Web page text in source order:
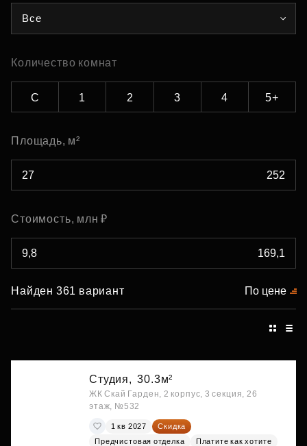
Все
Количество комнат
С 1 2 3 4 5+
Площадь, м²
Стоимость, млн ₽
Найден 361 вариант По цене
Студия, 30.3м²
ЖК Скай Гарден, 2 корпус, 3 секция, 26
этаж, №532
1 кв 2027
Скидка
Предчистовая отделка
Платите как хотите